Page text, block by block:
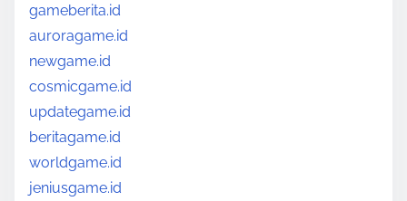
gameberita.id
auroragame.id
newgame.id
cosmicgame.id
updategame.id
beritagame.id
worldgame.id
jeniusgame.id